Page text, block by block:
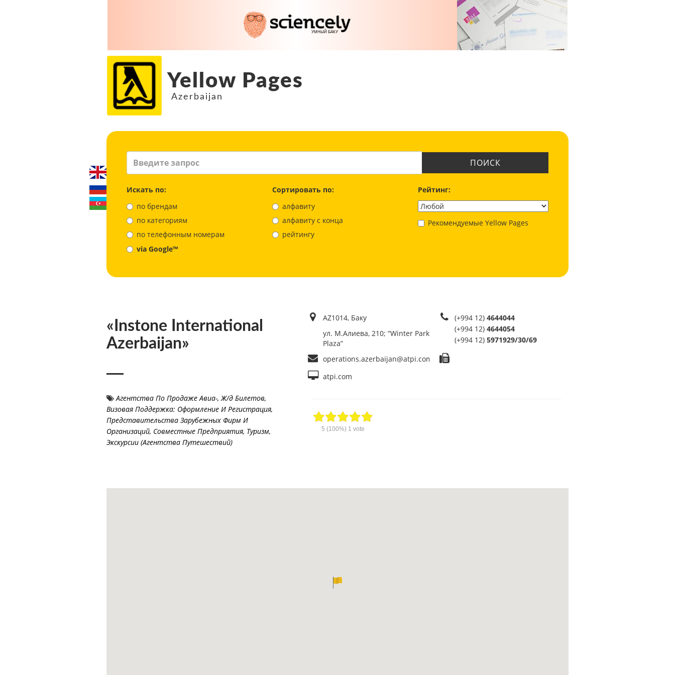
Yellow Pages
Azerbaijan
ПОИСК
Искать по:
по брендам
по категориям
по телефонным номерам
via Google™
Сортировать по:
алфавиту
aлфавиту с конца
рейтингу
Рейтинг:
Рекомендуемые Yellow Pages
«Instone International
Azerbaijan»
Агентства По Продаже Авиа-, Ж/д Билетов,
Визовая Поддержка: Оформление И Регистрация,
Представительства Зарубежных Фирм И
Организаций, Совместные Предприятия, Туризм,
Экскурсии (Агентства Путешествий)
AZ1014, Баку
ул. М.Алиева, 210; “Winter Park
Plaza”
(+994 12) 4644044
(+994 12) 4644054
(+994 12) 5971929/30/69
operations.azerbaijan@atpi.com
atpi.com
5 (100%) 1 vote